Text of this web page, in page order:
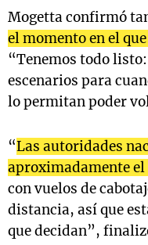
Mogetta confirmó
el momento en el
“Tenemos todo
escenarios para
lo permitan poder
“Las autoridades
aproximadamente el
con vuelos de
distancia, así que
que decidan”,